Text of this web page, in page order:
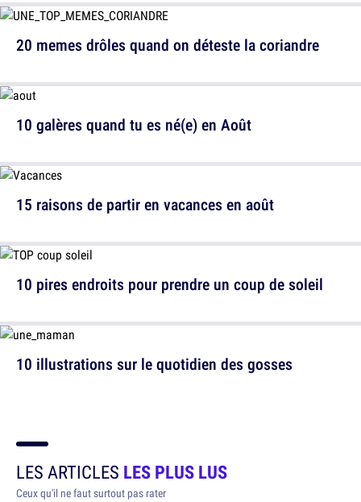
10 galères quand tu es né(e) en Août
10 pires endroits pour prendre un coup de soleil
20 memes drôles quand on déteste la coriandre
15 raisons de partir en vacances en août
10 illustrations sur le quotidien des gosses
LES ARTICLES LES PLUS LUS
Ceux qu'il ne faut surtout pas rater